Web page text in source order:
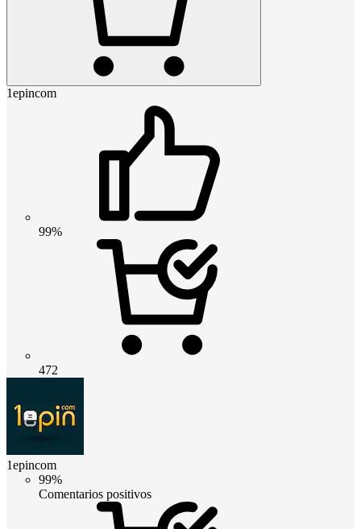
1epincom
99%
472
1epincom
99%
Comentarios positivos